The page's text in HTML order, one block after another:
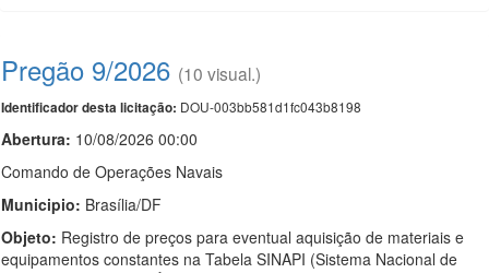
Pregão 9/2026 (10 visual.)
Identificador desta licitação: DOU-003bb581d1fc043b8198
Abertura: 10/08/2026 00:00
Comando de Operações Navais
Municipio: Brasília/DF
Objeto: Registro de preços para eventual aquisição de materiais e
equipamentos constantes na Tabela SINAPI (Sistema Nacional de